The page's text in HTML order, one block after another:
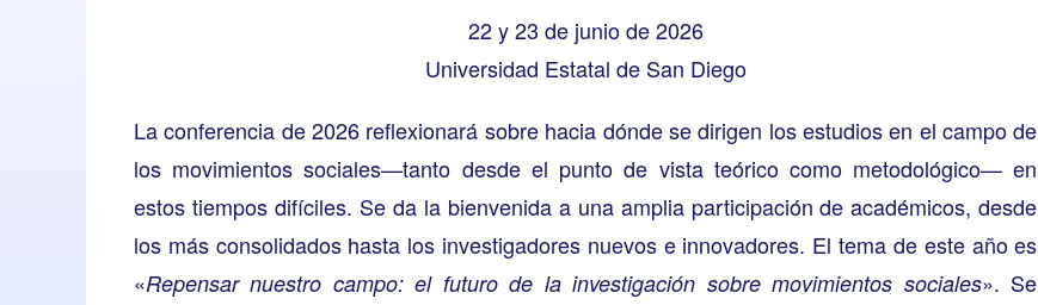
22 y 23 de junio de 2026
Universidad Estatal de San Diego
La conferencia de 2026 reflexionará sobre hacia dónde se dirigen los estudios en el campo de
los movimientos sociales—tanto desde el punto de vista teórico como metodológico— en
estos tiempos difíciles. Se da la bienvenida a una amplia participación de académicos, desde
los más consolidados hasta los investigadores nuevos e innovadores. El tema de este año es
«Repensar nuestro campo: el futuro de la investigación sobre movimientos sociales». Se